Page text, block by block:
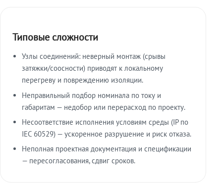
Типовые сложности
Узлы соединений: неверный монтаж (срывы
затяжки/соосности) приводят к локальному
перегреву и повреждению изоляции.
Неправильный подбор номинала по току и
габаритам — недобор или перерасход по проекту.
Несоответствие исполнения условиям среды (IP по
IEC 60529) — ускоренное разрушение и риск отказа.
Неполная проектная документация и спецификации
— пересогласования, сдвиг сроков.